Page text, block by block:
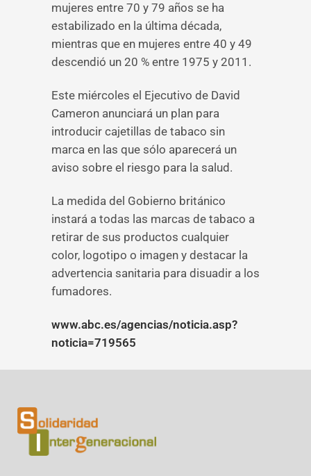
mujeres entre 70 y 79 años se ha
estabilizado en la última década,
mientras que en mujeres entre 40 y 49
descendió un 20 % entre 1975 y 2011.
Este miércoles el Ejecutivo de David
Cameron anunciará un plan para
introducir cajetillas de tabaco sin
marca en las que sólo aparecerá un
aviso sobre el riesgo para la salud.
La medida del Gobierno británico
instará a todas las marcas de tabaco a
retirar de sus productos cualquier
color, logotipo o imagen y destacar la
advertencia sanitaria para disuadir a los
fumadores.
www.abc.es/agencias/noticia.asp?
noticia=719565